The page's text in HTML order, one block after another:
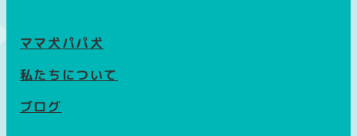
ママ犬パパ犬
私たちについて
ブログ